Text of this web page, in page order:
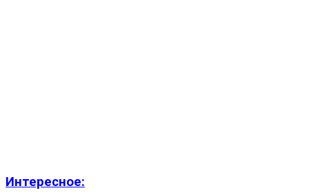
Интересное: